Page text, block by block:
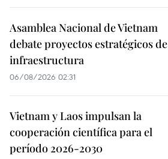
Asamblea Nacional de Vietnam
debate proyectos estratégicos de
infraestructura
06/08/2026 02:31
Vietnam y Laos impulsan la
cooperación científica para el
período 2026-2030